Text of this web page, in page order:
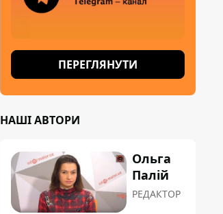
ПЕРЕГЛЯНУТИ
НАШІ АВТОРИ
Ольга
Палій
РЕДАКТОР